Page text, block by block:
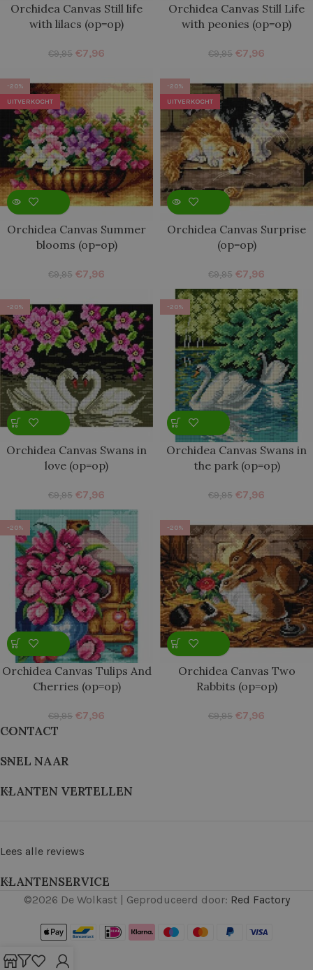
Orchidea Canvas Still life
with lilacs (op=op)
€9,95 €7,96
Orchidea Canvas Still Life
with peonies (op=op)
€9,95 €7,96
-20%
UITVERKOCHT
Orchidea Canvas Summer
blooms (op=op)
€9,95 €7,96
-20%
UITVERKOCHT
Orchidea Canvas Surprise
(op=op)
€9,95 €7,96
-20%
Orchidea Canvas Swans in
love (op=op)
€9,95 €7,96
-20%
Orchidea Canvas Swans in
the park (op=op)
€9,95 €7,96
-20%
Orchidea Canvas Tulips And
Cherries (op=op)
€9,95 €7,96
-20%
Orchidea Canvas Two
Rabbits (op=op)
€9,95 €7,96
CONTACT
SNEL NAAR
KLANTEN VERTELLEN
Lees alle reviews
KLANTENSERVICE
©2026 De Wolkast | Geproduceerd door: Red Factory